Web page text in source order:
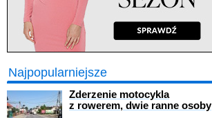
Najpopularniejsze
Zderzenie motocykla
z rowerem, dwie ranne osoby